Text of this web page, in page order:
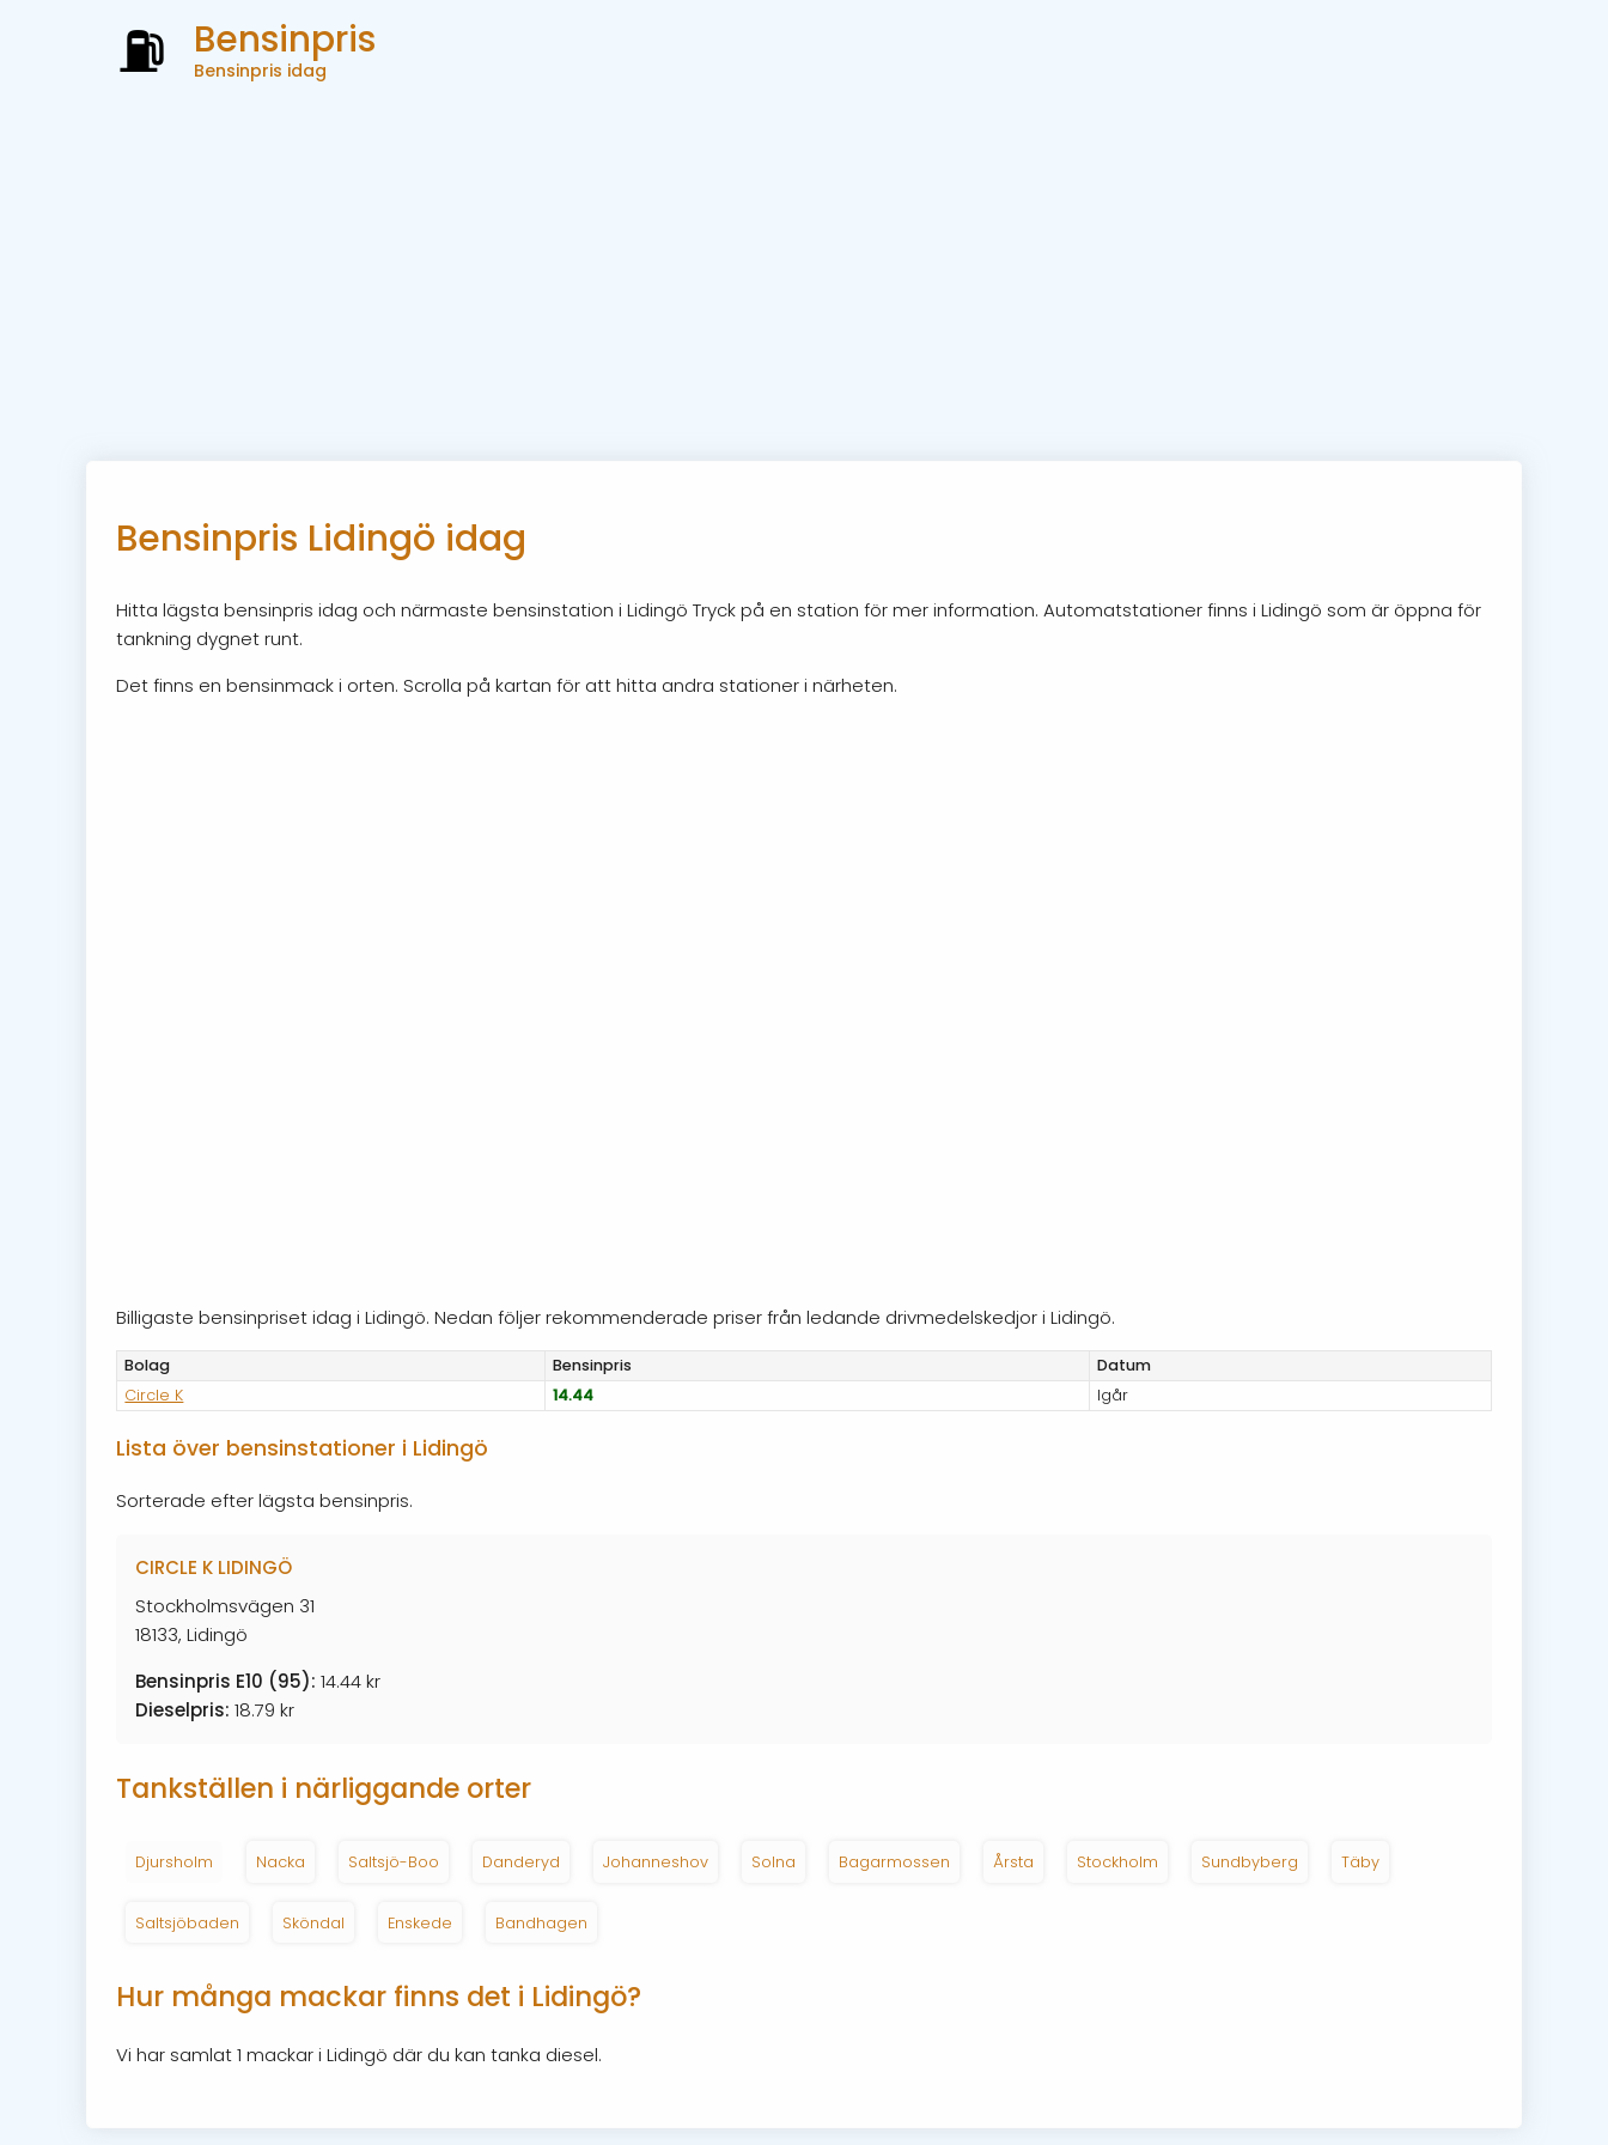
Bensinpris
Bensinpris idag
Bensinpris Lidingö idag
Hitta lägsta bensinpris idag och närmaste bensinstation i Lidingö Tryck på en station för mer information. Automatstationer finns i Lidingö som är öppna för
tankning dygnet runt.
Det finns en bensinmack i orten. Scrolla på kartan för att hitta andra stationer i närheten.
Billigaste bensinpriset idag i Lidingö. Nedan följer rekommenderade priser från ledande drivmedelskedjor i Lidingö.
Bolag Bensinpris
Datum
Circle K
14.44 Igår
Lista över bensinstationer i Lidingö
Sorterade efter lägsta bensinpris.
CIRCLE K LIDINGÖ
Stockholmsvägen 31
18133, Lidingö
Bensinpris E10 (95): 14.44 kr
Dieselpris: 18.79 kr
Tankställen i närliggande orter
Djursholm Nacka Saltsjö-Boo Danderyd Johanneshov Solna Bagarmossen Årsta Stockholm Sundbyberg Täby
Saltsjöbaden Sköndal Enskede Bandhagen
Hur många mackar finns det i Lidingö?
Vi har samlat 1 mackar i Lidingö där du kan tanka diesel.